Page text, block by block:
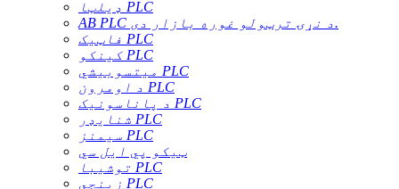
ډیلټا PLC
AB PLC د نړۍ ترټولو غوره بازار دی.
فاټیک PLC
کینکو PLC
میتسوبیشي PLC
د اومرون PLC
د پاناسونیک PLC
شنایډر PLC
سیمنز PLC
ټیکو پي ایل سي
توشیبا PLC
زینجي PLC